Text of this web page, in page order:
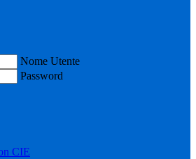
Nome Utente
Password
CIE